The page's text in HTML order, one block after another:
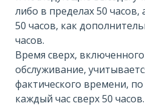
либо в пределах 50
50 часов, как
часов.
Время сверх,
обслуживание,
фактического времени,
каждый час сверх 50 часов.